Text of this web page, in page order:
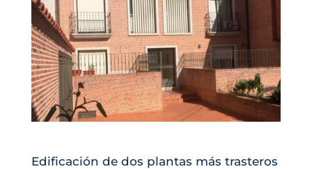
Edificación de dos plantas más trasteros